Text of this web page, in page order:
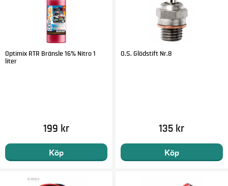
Optimix RTR Bränsle 16% Nitro 1
liter
199 kr
Köp
O.S. Glödstift Nr.8
135 kr
Köp